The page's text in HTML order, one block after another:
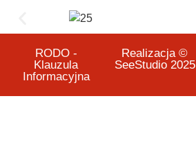
RODO -
Klauzula
Informacyjna
Realizacja ©
SeeStudio 2025